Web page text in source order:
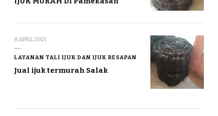
8 APRIL 2021
LAYANAN TALI IJUK DAN IJUK RESAPAN
Jual ijuk termurah Salak